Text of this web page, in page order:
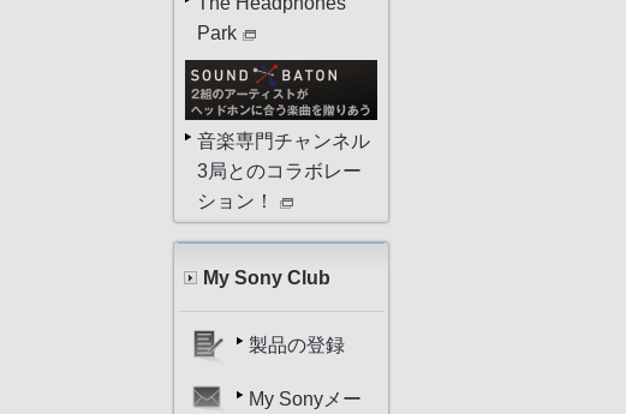
Park
音楽専門チャンネル
3局とのコラボレー
ション！
My Sony Club
製品の登録
My Sonyメー